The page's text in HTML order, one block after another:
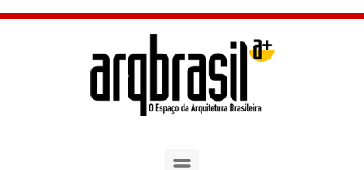
Skip to main content